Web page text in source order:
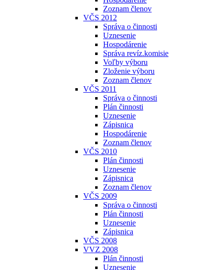
Zoznam členov
VČS 2012
Správa o činnosti
Uznesenie
Hospodárenie
Správa revíz.komisie
Voľby výboru
Zloženie výboru
Zoznam členov
VČS 2011
Správa o činnosti
Plán činnosti
Uznesenie
Zápisnica
Hospodárenie
Zoznam členov
VČS 2010
Plán činnosti
Uznesenie
Zápisnica
Zoznam členov
VČS 2009
Správa o činnosti
Plán činnosti
Uznesenie
Zápisnica
VČS 2008
VVZ 2008
Plán činnosti
Uznesenie